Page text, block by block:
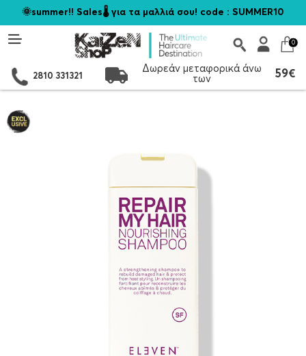
🌞summer!! Sales🌡️ για τα μαλλιά σου! code : SUMMER10
0
2810 331321
Δωρεάν μεταφορικά άνω
των
59€